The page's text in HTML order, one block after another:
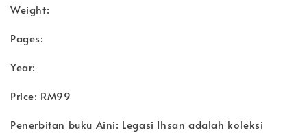
Weight:
Pages:
Year:
Price: RM99
Penerbitan buku Aini: Legasi Ihsan adalah koleksi